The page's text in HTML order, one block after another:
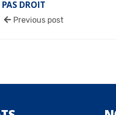
PAS DROIT
Previous post